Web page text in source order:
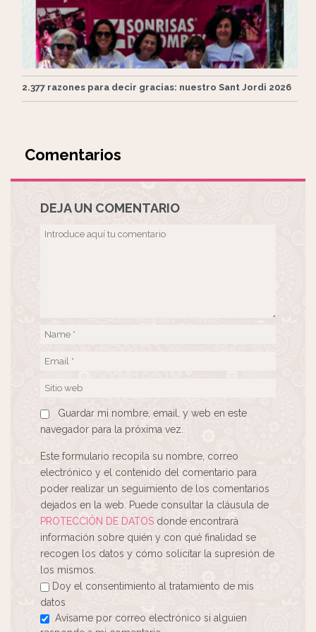
2.377 razones para decir gracias: nuestro Sant Jordi 2026
Comentarios
DEJA UN COMENTARIO
Guardar mi nombre, email, y web en este
navegador para la próxima vez.
Este formulario recopila su nombre, correo
electrónico y el contenido del comentario para
poder realizar un seguimiento de los comentarios
dejados en la web. Puede consultar la cláusula de
PROTECCIÓN DE DATOS donde encontrará
información sobre quién y con qué finalidad se
recogen los datos y cómo solicitar la supresión de
los mismos.
Doy el consentimiento al tratamiento de mis
datos
Avísame por correo electrónico si alguien